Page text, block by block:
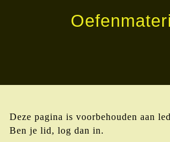
Deze pagina is voorbehouden aan
Ben je lid, log dan in.